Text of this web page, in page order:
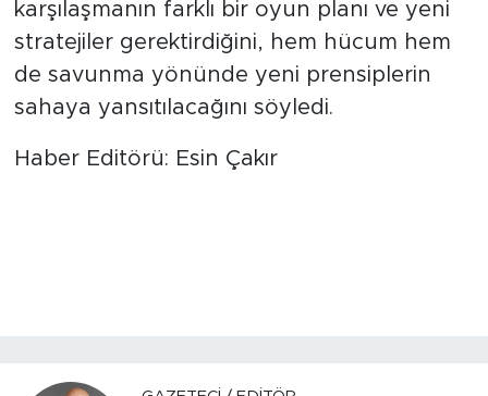
karşılaşmanın farklı bir oyun planı ve yeni
stratejiler gerektirdiğini, hem hücum hem
de savunma yönünde yeni prensiplerin
sahaya yansıtılacağını söyledi.
Haber Editörü: Esin Çakır